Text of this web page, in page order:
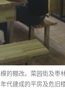
的棚改。菜园街及枣
代建成的平房及危旧